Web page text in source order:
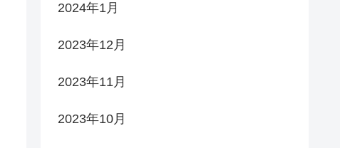
2024年1月
2023年12月
2023年11月
2023年10月